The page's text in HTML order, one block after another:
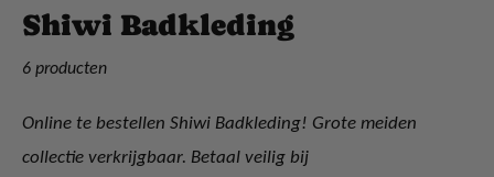
Shiwi Badkleding
6 producten
Online te bestellen Shiwi Badkleding! Grote meiden
collectie verkrijgbaar. Betaal veilig bij